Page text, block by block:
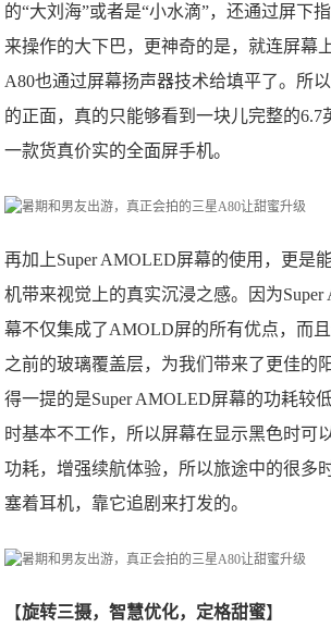
的“大刘海”或者是“小水滴”，还通过屏下
来操作的大下巴，更神奇的是，就连屏幕
A80也通过屏幕扬声器技术给填平了。所
的正面，真的只能够看到一块儿完整的6.7
一款货真价实的全面屏手机。
再加上Super AMOLED屏幕的使用，更是
机带来视觉上的真实沉浸之感。因为
幕不仅集成了AMOLD屏的所有优点，而
之前的玻璃覆盖层，为我们带来了更佳的
得一提的是Super AMOLED屏幕的功耗较
时基本不工作，所以屏幕在显示黑色时可
功耗，增强续航体验，所以旅途中的很多
塞着耳机，靠它追剧来打发的。
【旋转三摄，智慧优化，定格甜蜜】